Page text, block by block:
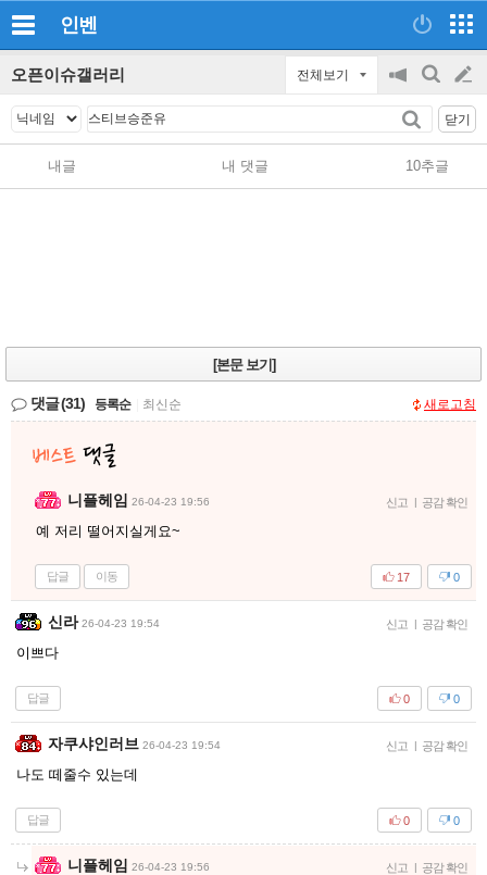
인벤
오픈이슈갤러리 전체보기
공
지
on/off
검
글
쓰
닫기
내글 내 댓글 10추글
[본문 보기]
댓글(31) 등록순 최신순 새로고침
니플헤임 26-04-23 19:56 신고 | 공감 확인
예 저리 떨어지실게요~
답글 이동 0
17
신라 26-04-23 19:54 신고 | 공감 확인
이쁘다
답글 0
0
자쿠샤인러브 26-04-23 19:54 신고 | 공감 확인
나도 떼줄수 있는데
답글 0
0
니플헤임 26-04-23 19:56 신고 | 공감 확인